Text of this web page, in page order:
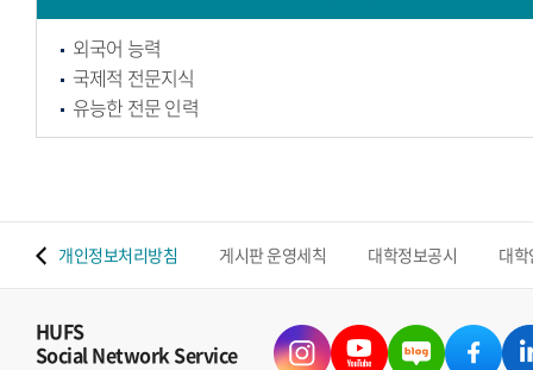
외국어 능력
국제적 전문지식
유능한 전문 인력
개인정보처리방침 게시판 운영세칙 대학정보공시 대
HUFS
Social Network Service